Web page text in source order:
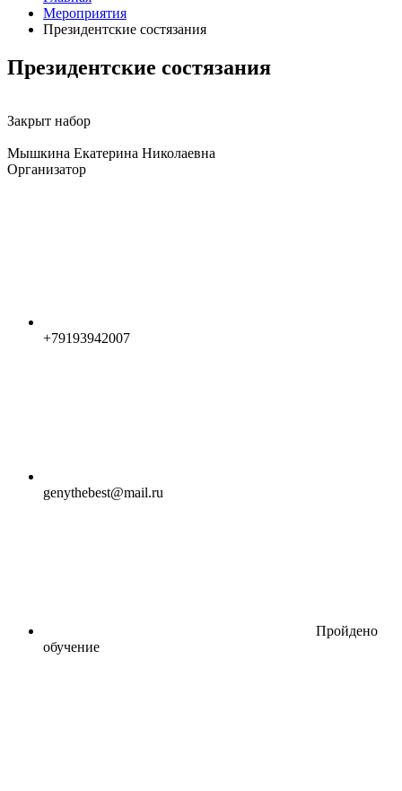
Мероприятия
Президентские состязания
Президентские состязания
Закрыт набор
Мышкина Екатерина Николаевна
Организатор
+79193942007
genythebest@mail.ru
Пройдено
обучение